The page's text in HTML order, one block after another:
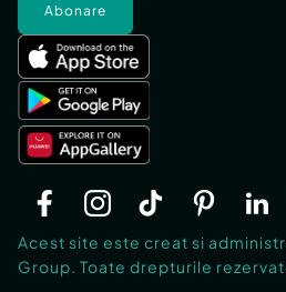
Abonare
Acest site este creat si
Group. Toate drepturile